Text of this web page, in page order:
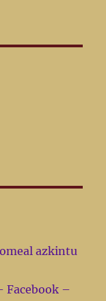
azkintu
Facebook –